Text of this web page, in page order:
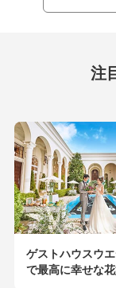
注
ゲストハウスウ
で最高に幸せな